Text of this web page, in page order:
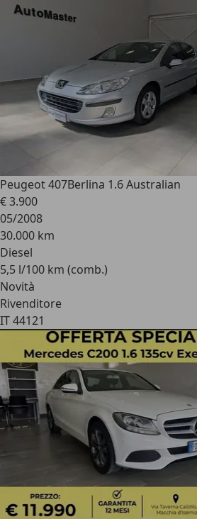
Peugeot 407Berlina 1.6 Australian
€ 3.900
05/2008
30.000 km
Diesel
5,5 l/100 km (comb.)
Novità
Rivenditore
IT 44121